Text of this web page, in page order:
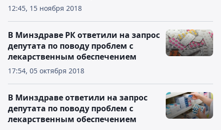
12:45, 15 ноября 2018
17:54, 05 октября 2018
В Минздраве РК ответили на запрос
депутата по поводу проблем с
лекарственным обеспечением
В Минздраве ответили на запрос
депутата по поводу проблем с
лекарственным обеспечением